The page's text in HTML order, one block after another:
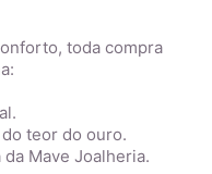
toda compra
teor do ouro.
Mave Joalheria.